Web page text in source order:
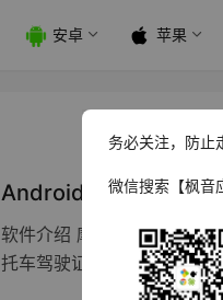
安卓 苹果
Android 摩托驾考通
软件介绍 摩托驾考通APP
托车驾驶证考试共有四个考
务必关注，防止
微信搜索【枫音